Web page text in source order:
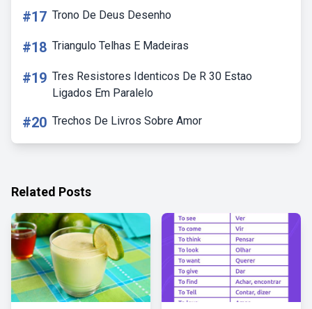
#17 Trono De Deus Desenho
#18 Triangulo Telhas E Madeiras
#19 Tres Resistores Identicos De R 30 Estao
Ligados Em Paralelo
#20 Trechos De Livros Sobre Amor
Related Posts